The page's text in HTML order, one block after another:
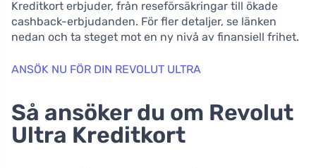
Kreditkort erbjuder, från reseförsäkringar till ökade
cashback-erbjudanden. För fler detaljer, se länken
nedan och ta steget mot en ny nivå av finansiell frihet.
ANSÖK NU FÖR DIN REVOLUT ULTRA
Så ansöker du om Revolut
Ultra Kreditkort